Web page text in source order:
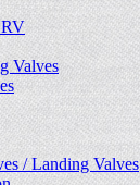
Valves
/ Landing Valves